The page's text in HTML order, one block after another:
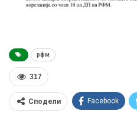
рфм
317
Сподели Facebook